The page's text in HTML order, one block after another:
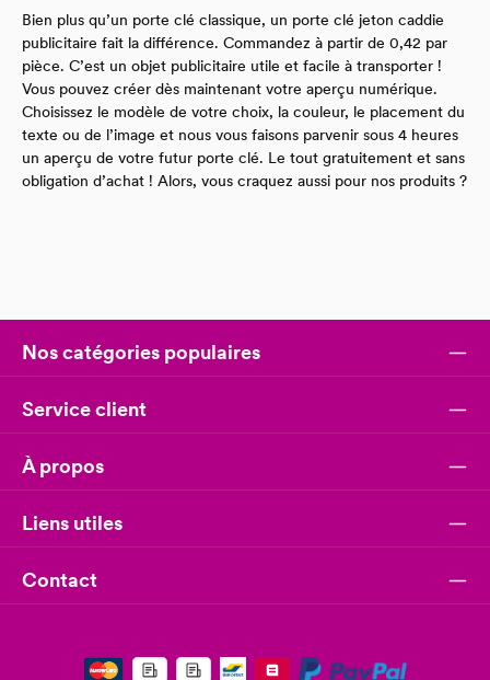
Bien plus qu’un porte clé classique, un porte clé jeton caddie
publicitaire fait la différence. Commandez à partir de 0,42 par
pièce. C’est un objet publicitaire utile et facile à transporter !
Vous pouvez créer dès maintenant votre aperçu numérique.
Choisissez le modèle de votre choix, la couleur, le placement du
texte ou de l’image et nous vous faisons parvenir sous 4 heures
un aperçu de votre futur porte clé. Le tout gratuitement et sans
obligation d’achat ! Alors, vous craquez aussi pour nos produits ?
Nos catégories populaires
Service client
À propos
Liens utiles
Contact